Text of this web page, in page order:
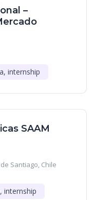
–
internship
SAAM
Santiago, Chile
internship